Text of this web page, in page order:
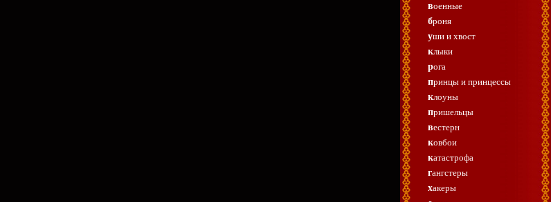
военные
броня
уши и хвост
клыки
рога
принцы и принцессы
клоуны
пришельцы
вестерн
ковбои
катастрофа
гангстеры
хакеры